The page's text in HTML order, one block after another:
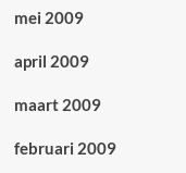
mei 2009
april 2009
maart 2009
februari 2009